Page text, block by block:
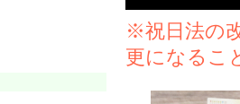
※祝日法の
更になるこ